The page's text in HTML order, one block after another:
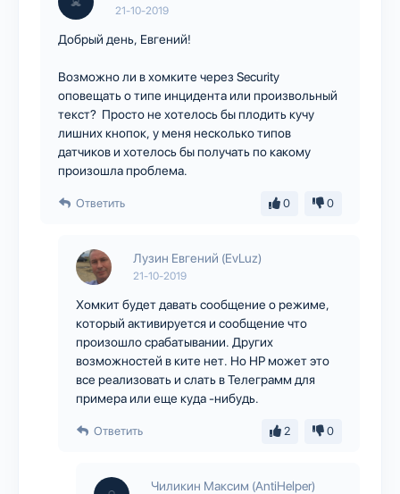
21-10-2019
Добрый день, Евгений!
Возможно ли в хомките через Security
оповещать о типе инцидента или произвольный
текст? Просто не хотелось бы плодить кучу
лишних кнопок, у меня несколько типов
датчиков и хотелось бы получать по какому
произошла проблема.
Ответить 0 0
Лузин Евгений (EvLuz)
21-10-2019
Хомкит будет давать сообщение о режиме,
который активируется и сообщение что
произошло срабатывании. Других
возможностей в ките нет. Но НР может это
все реализовать и слать в Телеграмм для
примера или еще куда -нибудь.
Ответить 2 0
Чиликин Максим (AntiHelper)